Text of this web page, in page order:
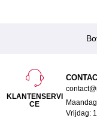
KLANTENSERVI
CE
Vrijdag: